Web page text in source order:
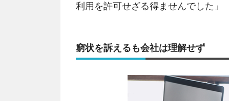
利用を許可せざる得ませんでした」
窮状を訴えるも会社は理解せず